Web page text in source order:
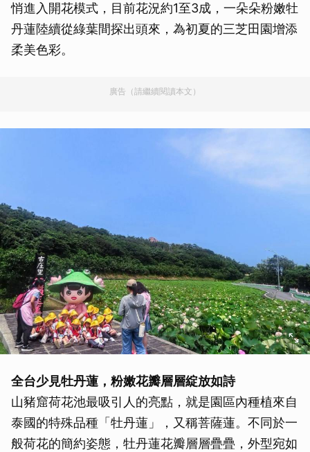
悄進入開花模式，目前花況約1至3成，一朵朵粉嫩牡
丹蓮陸續從綠葉間探出頭來，為初夏的三芝田園增添
柔美色彩。
廣告（請繼續閱讀本文）
全台少見牡丹蓮，粉嫩花瓣層層綻放如詩
山豬窟荷花池最吸引人的亮點，就是園區內種植來自
泰國的特殊品種「牡丹蓮」，又稱菩薩蓮。不同於一
般荷花的簡約姿態，牡丹蓮花瓣層層疊疊，外型宛如